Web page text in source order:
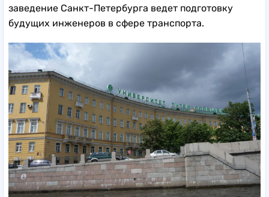
заведение Санкт-Петербурга ведет подготовку
будущих инженеров в сфере транспорта.